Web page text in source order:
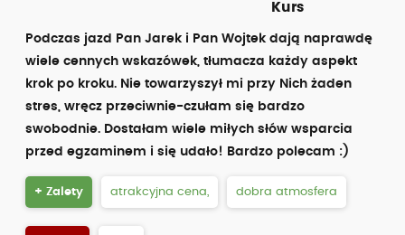
Kurs
Podczas jazd Pan Jarek i Pan Wojtek dają naprawdę
wiele cennych wskazówek, tłumacza każdy aspekt
krok po kroku. Nie towarzyszył mi przy Nich żaden
stres, wręcz przeciwnie-czułam się bardzo
swobodnie. Dostałam wiele miłych słów wsparcia
przed egzaminem i się udało! Bardzo polecam :)
+ Zalety atrakcyjna cena, dobra atmosfera